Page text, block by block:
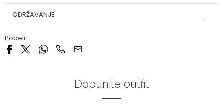
ODRŽAVANJE
Podeli
Dopunite outfit